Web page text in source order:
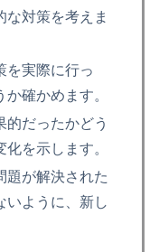
な対策を考えま
を実際に行っ
確かめます。
的だったかどう
を示します。
題が解決された
いように、新し